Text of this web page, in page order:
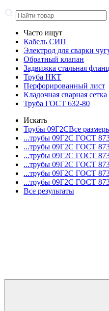
Часто ищут
Кабель СИП
Электрод для сварки
Обратный клапан
Задвижка стальная
Труба НКТ
Перфорированный лист
Кладочная сварная сетка
Труба ГОСТ 632-80
Искать
Трубы 09Г2СВсе
...трубы 09Г2С ГОСТ
...трубы 09Г2С ГОСТ
...трубы 09Г2С ГОСТ
...трубы 09Г2С ГОСТ
...трубы 09Г2С ГОСТ
...трубы 09Г2С ГОСТ
Все результаты